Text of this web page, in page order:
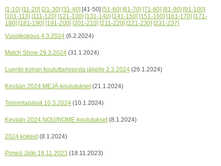
[1-10] [11-20] [21-30] [31-40] [41-50] [51-60] [61-70] [71-80] [81-90] [91-100]
[101-110] [111-120] [121-130] [131-140] [141-150] [151-160] [161-170] [171-
180] [181-190] [191-200] [201-210] [211-220] [221-230] [231-237]
Vuosikokous 4.3.2024 (6.2.2024)
Match Show 29.3.2024 (31.1.2024)
Luento koiran kouluttamisesta jäljelle 2.3.2024 (26.1.2024)
Kevään 2024 MEJÄ-koulutukset (21.1.2024)
Toimintapäivä 10.3.2024 (10.1.2024)
Kevään 2024 NOU/NOME-koulutukset (8.1.2024)
2024 kokeet (8.1.2024)
Pimeä Jälki 18.11.2023 (18.11.2023)